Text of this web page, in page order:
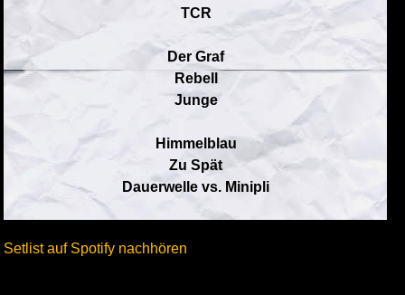
TCR
Der Graf
Rebell
Junge
Himmelblau
Zu Spät
Dauerwelle vs. Minipli
Setlist auf Spotify nachhören